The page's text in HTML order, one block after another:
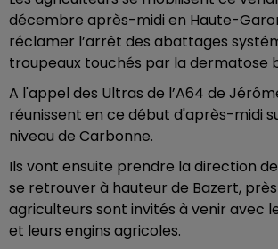
décembre après-midi en Haute-
réclamer l’arrêt des abattages
troupeaux touchés par la dermatose
A l'appel des Ultras de l’A64 de
réunissent en ce début d'après-midi
niveau de Carbonne.
Ils vont ensuite prendre la direction
se retrouver à hauteur de Bazert, près
agriculteurs sont invités à venir avec
et leurs engins agricoles.